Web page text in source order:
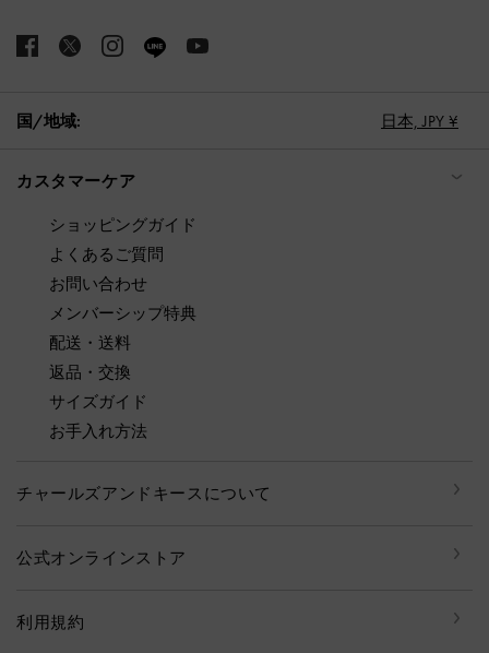
国/地域: 日本, JPY ¥
カスタマーケア
ショッピングガイド
よくあるご質問
お問い合わせ
メンバーシップ特典
配送・送料
返品・交換
サイズガイド
お手入れ方法
チャールズアンドキースについて
公式オンラインストア
利用規約